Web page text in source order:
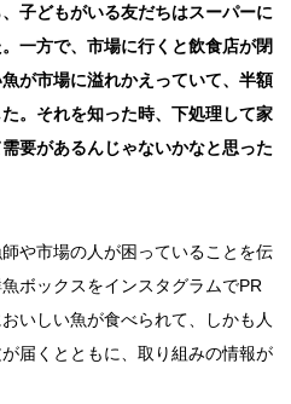
子どもがいる友だちはスーパーに
一方で、市場に行くと飲食店が閉
が市場に溢れかえっていて、半額
。それを知った時、下処理して家
要があるんじゃないかなと思った
や市場の人が困っていることを伝
ボックスをインスタグラムでPR
いしい魚が食べられて、しかも人
届くとともに、取り組みの情報が